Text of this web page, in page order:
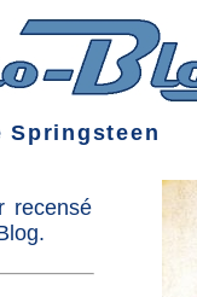
Springsteen
recensé